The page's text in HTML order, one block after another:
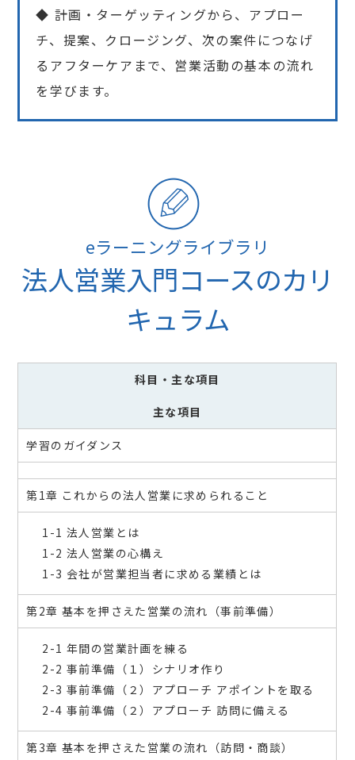
◆ 計画・ターゲッティングから、アプロー
チ、提案、クロージング、次の案件につなげ
るアフターケアまで、営業活動の基本の流れ
を学びます。
eラーニングライブラリ
法人営業入門コースのカリ
キュラム
科目 ・主な項目
主な項目
学習のガイダンス
第1章 これからの法人営業に求められること
1-1 法人営業とは
1-2 法人営業の心構え
1-3 会社が営業担当者に求める業績とは
第2章 基本を押さえた営業の流れ（事前準備）
2-1 年間の営業計画を練る
2-2 事前準備（１）シナリオ作り
2-3 事前準備（２）アプローチ アポイントを取る
2-4 事前準備（２）アプローチ 訪問に備える
第3章 基本を押さえた営業の流れ（訪問・商談）